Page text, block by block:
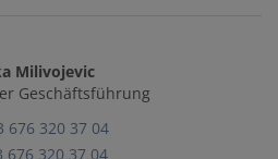
Milivojevic
Geschäftsführung
676 320 37 04
676 320 37 04